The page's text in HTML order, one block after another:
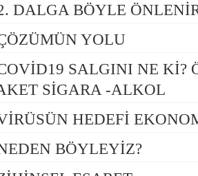
DALGA BÖYLE
YOLU
SALGINI NE Kİ?
SİGARA -ALKOL
HEDEFİ
BÖYLEYİZ?